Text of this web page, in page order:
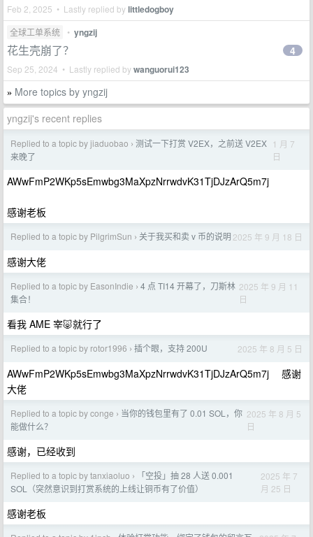
Feb 2, 2025 • Lastly replied bylittledogboy
全球工单系统 • yngzij
花生壳崩了？
Sep 25, 2024 • Lastly replied bywanguorui123
4
» More topics by yngzij
yngzij's recent replies
Replied to a topic by jiaduobao › 测试一下打赏 V2EX，之前送 V2EX
来晚了
1 月 7
日
AWwFmP2WKp5sEmwbg3MaXpzNrrwdvK31TjDJzArQ5m7j
感谢老板
Replied to a topic by PilgrimSun › 关于我买和卖 v 币的说明 2025 年 9 月 18 日
感谢大佬
Replied to a topic by EasonIndie › 4 点 TI14 开幕了，刀斯林
集合！
2025 年 9 月 11
日
看我 AME 宰🐷就行了
Replied to a topic by rotor1996 › 插个眼，支持 200U 2025 年 8 月 5 日
AWwFmP2WKp5sEmwbg3MaXpzNrrwdvK31TjDJzArQ5m7j 感谢
大佬
Replied to a topic by conge › 当你的钱包里有了 0.01 SOL，你
能做什么？
2025 年 8 月 5
日
感谢，已经收到
Replied to a topic by tanxiaoluo ›
「空投」抽 28 人送 0.001
SOL（突然意识到打赏系统的上线让铜币有了价值）
2025 年 7
月 25 日
感谢老板